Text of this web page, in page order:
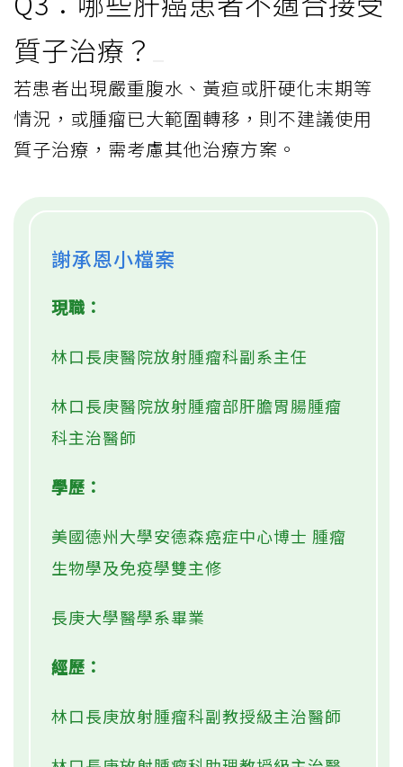
質子治療？
若患者出現嚴重腹水、黃疸或肝硬化末期等
情況，或腫瘤已大範圍轉移，則不建議使用
質子治療，需考慮其他治療方案。
謝承恩小檔案
現職：
林口長庚醫院放射腫瘤科副系主任
林口長庚醫院放射腫瘤部肝膽胃腸腫瘤
科主治醫師
學歷：
美國德州大學安德森癌症中心博士 腫瘤
生物學及免疫學雙主修
長庚大學醫學系畢業
經歷：
林口長庚放射腫瘤科副教授級主治醫師